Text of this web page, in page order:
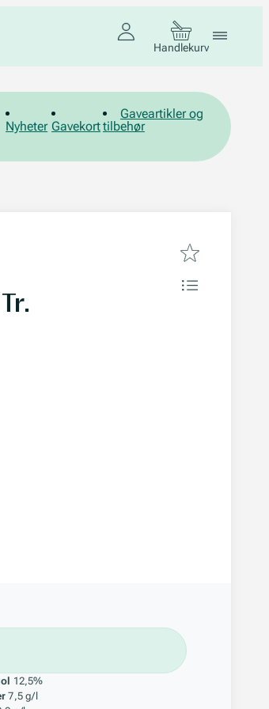
Handlekurv
Nyheter Gavekort
Gaveartikler og
tilbehør
12,5%
7,5 g/l